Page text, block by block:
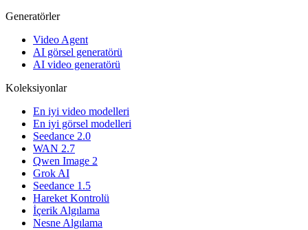
Generatörler
Video Agent
AI görsel generatörü
AI video generatörü
Koleksiyonlar
En iyi video modelleri
En iyi görsel modelleri
Seedance 2.0
WAN 2.7
Qwen Image 2
Grok AI
Seedance 1.5
Hareket Kontrolü
İçerik Algılama
Nesne Algılama